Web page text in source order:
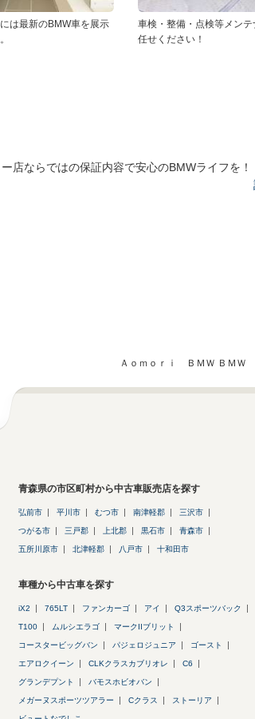
は最新のBMW車を展示
車検・整備・点検等メンテ
任せください！
店ならではの保証内容で安心のBMWライフを！
Ａｏｍｏｒｉ ＢＭＷ ＢＭＷ
青森県の市区町村から中古車販売店を探す
弘前市 平川市 むつ市 南津軽郡 三沢市
つがる市 三戸郡 上北郡 黒石市 青森市
五所川原市 北津軽郡 八戸市 十和田市
車種から中古車を探す
iX2 765LT ファンカーゴ アイ Q3スポーツバック
T100 ムルシエラゴ マークIIブリット
コースタービッグバン パジェロジュニア ゴースト
エアロクイーン CLKクラスカブリオレ C6
グランデプント バモスホビオバン
メガーヌスポーツツアラー Cクラス ストーリア